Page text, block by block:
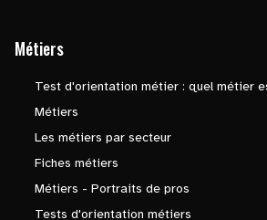
Métiers
Test d'orientation métier : quel métier
Métiers
Les métiers par secteur
Fiches métiers
Métiers - Portraits de pros
Tests d'orientation métiers